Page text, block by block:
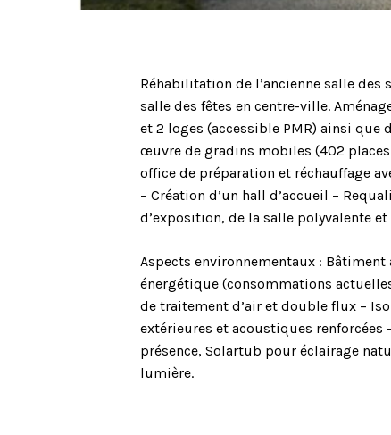
Réhabilitation de l’ancienne salle des
salle des fêtes en centre-ville.
et 2 loges (accessible PMR) ainsi que
œuvre de gradins mobiles (402 places
office de préparation et réchauffage
– Création d’un hall d’accueil –
d’exposition, de la salle polyvalente
Aspects environnementaux :
énergétique (consommations
de traitement d’air et double flux –
extérieures et acoustiques renforcées
présence, Solartub pour éclairage
lumière.